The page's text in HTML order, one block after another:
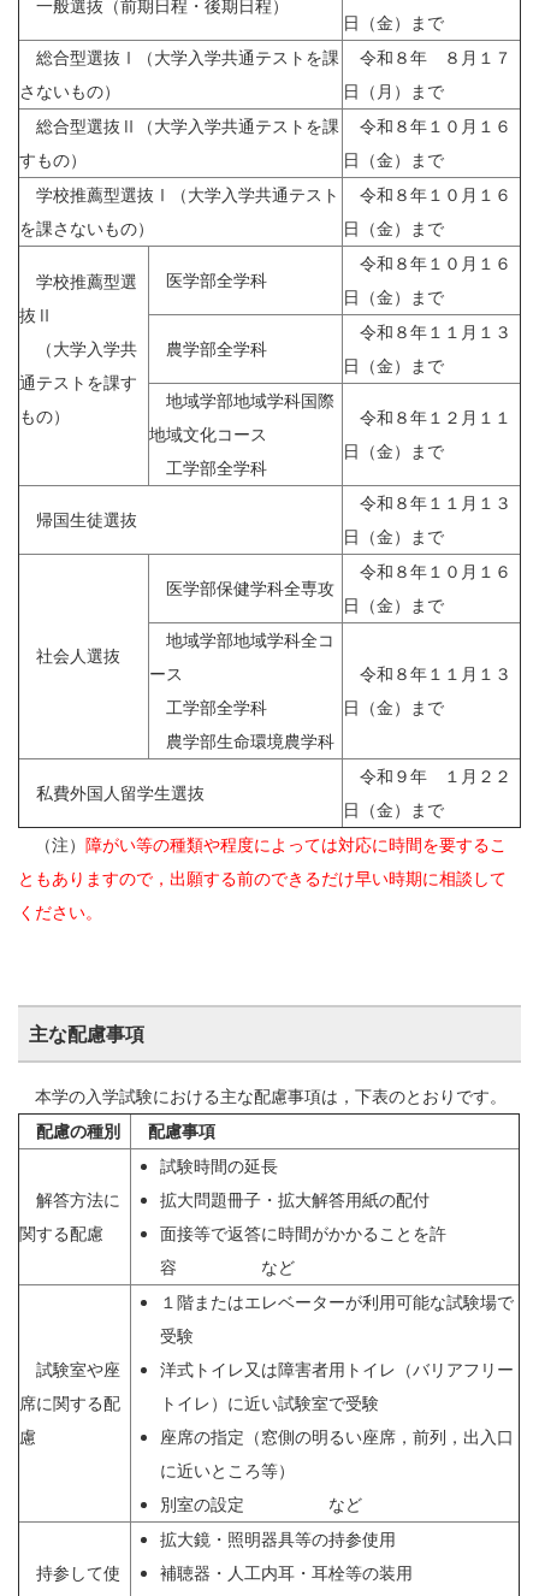
一般選抜（前期日程・後期日程）
日（金）まで
総合型選抜Ⅰ（大学入学共通テストを課
さないもの）
令和８年 ８月１７
日（月）まで
総合型選抜Ⅱ（大学入学共通テストを課
すもの）
令和８年１０月１６
日（金）まで
学校推薦型選抜Ⅰ（大学入学共通テスト
を課さないもの）
令和８年１０月１６
日（金）まで
学校推薦型選
抜Ⅱ
（大学入学共
通テストを課す
もの）
医学部全学科
令和８年１０月１６
日（金）まで
農学部全学科
令和８年１１月１３
日（金）まで
地域学部地域学科国際
地域文化コース
工学部全学科
令和８年１２月１１
日（金）まで
帰国生徒選抜
令和８年１１月１３
日（金）まで
社会人選抜
医学部保健学科全専攻
令和８年１０月１６
日（金）まで
地域学部地域学科全コ
ース
工学部全学科
農学部生命環境農学科
令和８年１１月１３
日（金）まで
私費外国人留学生選抜
令和９年 １月２２
日（金）まで
（注） 障がい等の種類や程度によっては対応に時間を要するこ
ともありますので，出願する前のできるだけ早い時期に相談して
ください。
主な配慮事項
本学の入学試験における主な配慮事項は，下表のとおりです。
配慮の種別
配慮事項
解答方法に
関する配慮
試験時間の延長
拡大問題冊子・拡大解答用紙の配付
面接等で返答に時間がかかることを許
容 など
試験室や座
席に関する配
慮
１階またはエレベーターが利用可能な試験場で
受験
洋式トイレ又は障害者用トイレ（バリアフリー
トイレ）に近い試験室で受験
座席の指定（窓側の明るい座席，前列，出入口
に近いところ等）
別室の設定 など
持参して使
拡大鏡・照明器具等の持参使用
補聴器・人工内耳・耳栓等の装用